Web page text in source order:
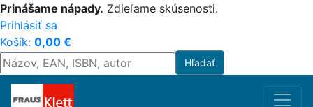
Prinášame nápady. Zdieľame skúsenosti.
Prihlásiť sa
Košík: 0,00 €